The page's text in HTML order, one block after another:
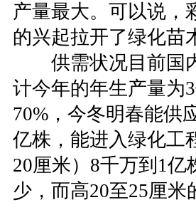
产量最大。可以说，
的兴起拉开了绿化苗
供需状况目前国内
计今年的年生产量为
70%，今冬明春能供
亿株，能进入绿化工
20厘米）8千万到1
少，而高20至25厘